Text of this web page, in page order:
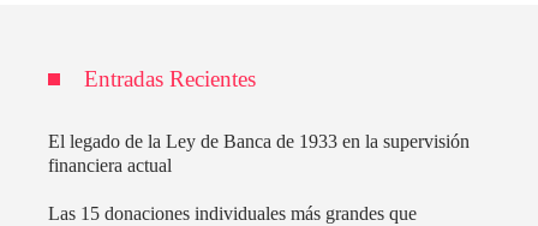
Entradas Recientes
El legado de la Ley de Banca de 1933 en la supervisión
financiera actual
Las 15 donaciones individuales más grandes que